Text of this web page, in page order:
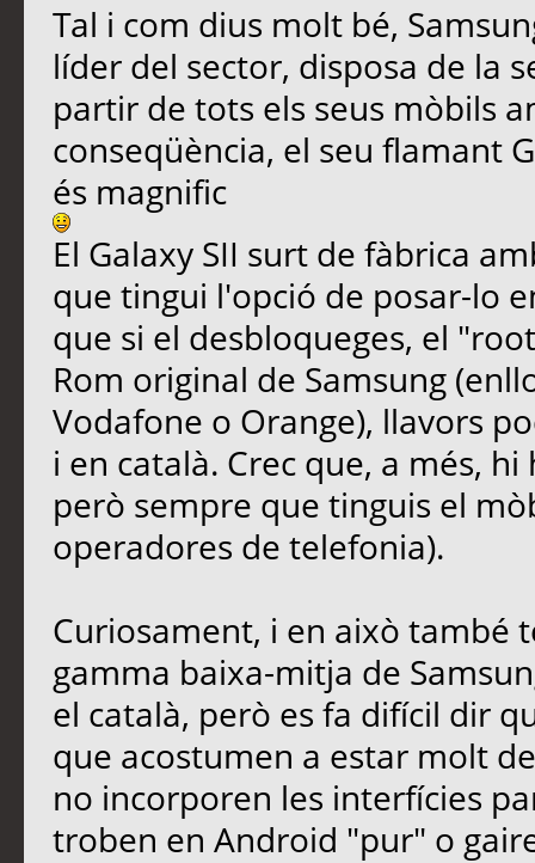
Tal i com dius molt bé,
líder del sector, disposa de la
partir de tots els seus mòbils
conseqüència, el seu flamant
és magnific
El Galaxy SII surt de fàbrica
que tingui l'opció de posar-lo
que si el desbloqueges, el
Rom original de Samsung
Vodafone o Orange), llavors
i en català. Crec que, a més,
però sempre que tinguis el
operadores de telefonia).
Curiosament, i en això també
gamma baixa-mitja de
el català, però es fa difícil dir
que acostumen a estar molt
no incorporen les interfícies
troben en Android "pur" o